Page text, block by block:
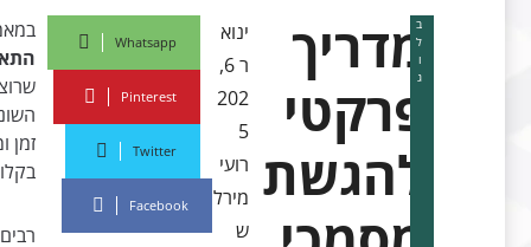
ב
ל
ו
גמדריך
פרקטי
להגשת
ינוא
ר 6,
202
5
רועי
מירל
ש
Whatsapp
Pinterest
Twitter
Facebook
זמן